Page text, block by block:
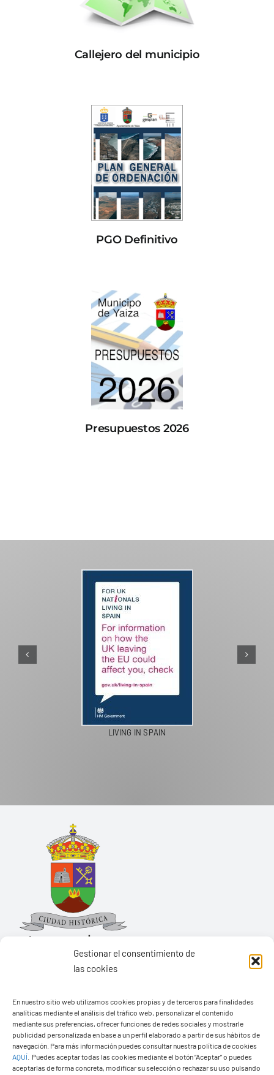
Gestionar el consentimiento de
las cookies
En nuestro sitio web utilizamos cookies propias y de terceros para finalidades
analíticas mediante el análisis del tráfico web, personalizar el contenido
mediante sus preferencias, ofrecer funciones de redes sociales y mostrarle
publicidad personalizada en base a un perfil elaborado a partir de sus hábitos de
navegación. Para más información puedes consultar nuestra política de cookies
AQUÍ
Puedes aceptar todas las cookies mediante el botón “Aceptar” o puedes
aceptarlas de forma concreta, modificar su selección o rechazar su uso pulsando
Callejero del municipio
PGO Definitivo
Presupuestos 2026
PASEOS EN CAMELLO
Pza. de Los Remedios, 1
35570 – Yaiza
Tel:928 83 62 20